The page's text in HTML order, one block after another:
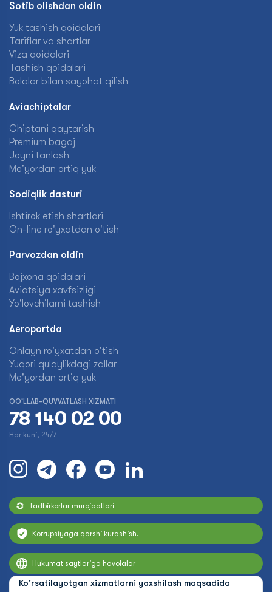
Ko'rsatilayotgan xizmatlarni yaxshilash maqsadida
Sotib olishdan oldin
Yuk tashish qoidalari
Tariflar va shartlar
Viza qoidalari
Tashish qoidalari
Bolalar bilan sayohat qilish
Aviachiptalar
Chiptani qaytarish
Premium bagaj
Joyni tanlash
Me'yordan ortiq yuk
Sodiqlik dasturi
Ishtirok etish shartlari
On-line ro'yxatdan o'tish
Parvozdan oldin
Bojxona qoidalari
Aviatsiya xavfsizligi
Yo'lovchilarni tashish
Aeroportda
Onlayn ro'yxatdan o'tish
Yuqori qulaylikdagi zallar
Me'yordan ortiq yuk
QO'LLAB-QUVVATLASH XIZMATI
78 140 02 00
Har kuni, 24/7
Tadbirkorlar murojaatlari
Korrupsiyaga qarshi kurashish.
Hukumat saytlariga havolalar